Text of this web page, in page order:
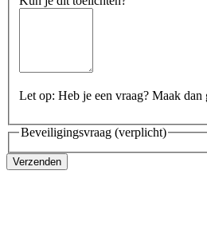
Let op: Heb je een vraag? Maak
Beveiligingsvraag (verplicht)
Verzenden